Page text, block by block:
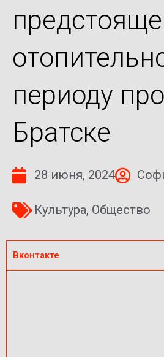
периоду
Братске
28 июня, 2024
Культура, Общество
Вконтакте